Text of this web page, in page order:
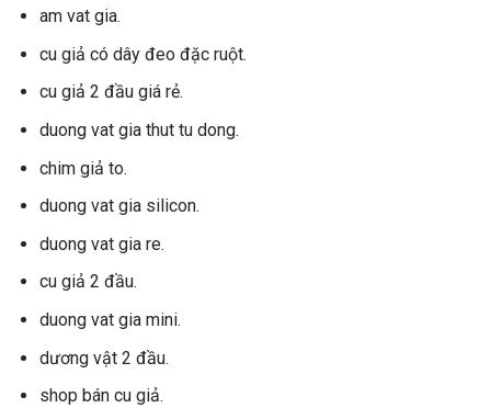
am vat gia.
cu giả có dây đeo đặc ruột.
cu giả 2 đầu giá rẻ.
duong vat gia thut tu dong.
chim giả to.
duong vat gia silicon.
duong vat gia re.
cu giả 2 đầu.
duong vat gia mini.
dương vật 2 đầu.
shop bán cu giả.